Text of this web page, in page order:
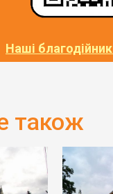
Наші
також